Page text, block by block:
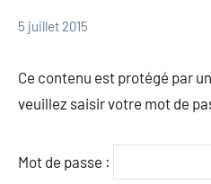
Messages
5 juillet 2015
admin
Ce contenu est protégé par
veuillez saisir votre mot de
Mot de passe :